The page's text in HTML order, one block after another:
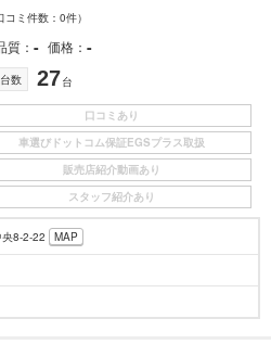
コミ件数：0件）
質 - 価格 -
数 27台
口コミあり
車選びドットコム保証EGSプラス取扱
販売店紹介動画あり
スタッフ紹介あり
8-2-22 MAP